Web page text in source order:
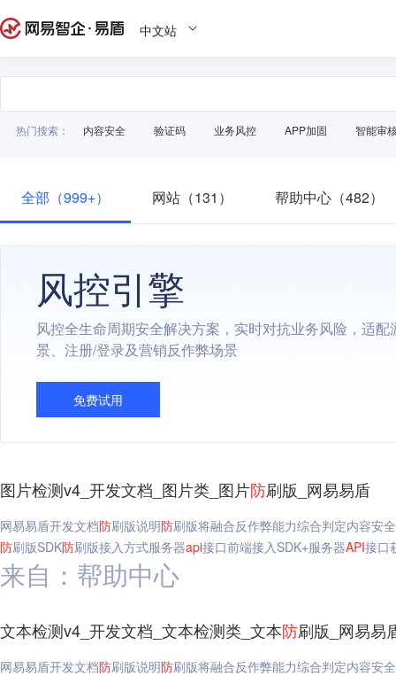
中文站
热门搜索： 内容安全 验证码 业务风控 APP加固 智能审
全部（999+） 网站（131） 帮助中心（482）
风控引擎
风控全生命周期安全解决方案，实时对抗业务风险，适配
景、注册/登录及营销反作弊场景
免费试用
图片检测v4_开发文档_图片类_图片防刷版_网易易盾
网易易盾开发文档防刷版说明防刷版将融合反作弊能力综合判定内容安
防刷版SDK防刷版接入方式服务器api接口前端接入SDK+服务器API接口
来自：帮助中心
文本检测v4_开发文档_文本检测类_文本防刷版_网易易
网易易盾开发文档防刷版说明防刷版将融合反作弊能力综合判定内容安